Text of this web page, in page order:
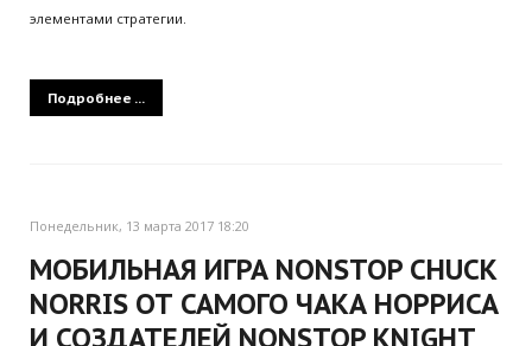
элементами стратегии.
Подробнее ...
Понедельник, 13 марта 2017 18:20
МОБИЛЬНАЯ ИГРА NONSTOP CHUCK
NORRIS ОТ САМОГО ЧАКА НОРРИСА
И СОЗДАТЕЛЕЙ NONSTOP KNIGHT